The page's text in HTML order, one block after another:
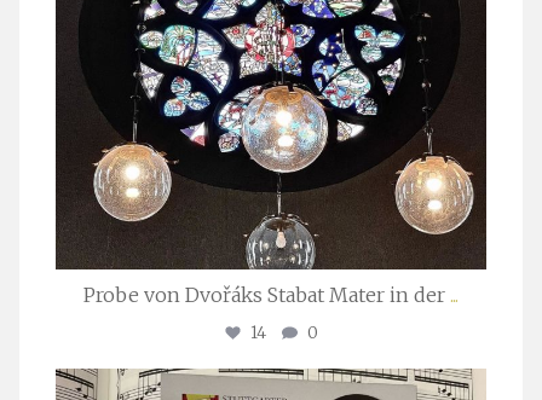
Probe von Dvořáks Stabat Mater in der ...
14 0
stuttgarter_oratorienchor